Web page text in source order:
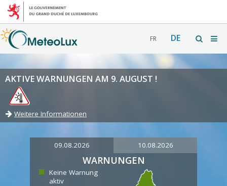
FR DE
AKTIVE WARNUNGEN AM 9. AUGUST !
Weitere Informationen
09.08.2026 10.08.2026
WARNUNGEN
Keine Warnung
aktiv